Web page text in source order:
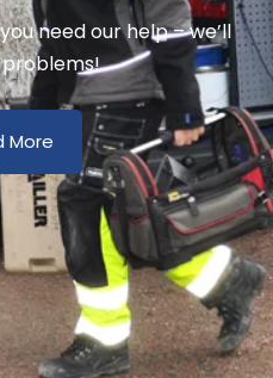
need our help – we’ll
More